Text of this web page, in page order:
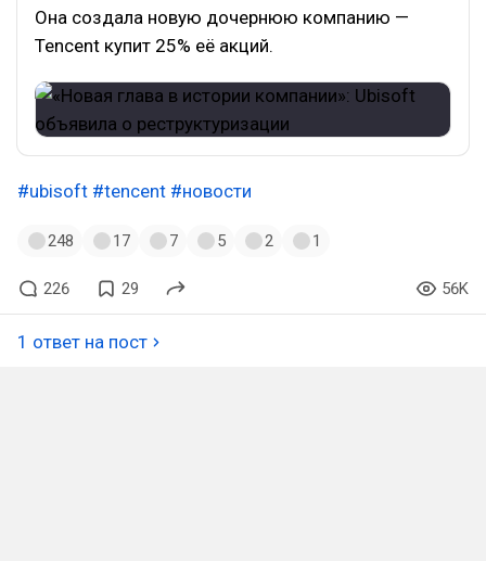
Она создала новую дочернюю компанию —
Tencent купит 25% её акций.
#ubisoft #tencent #новости
248 17 7 5 2 1
226 29 56K
1 ответ на пост